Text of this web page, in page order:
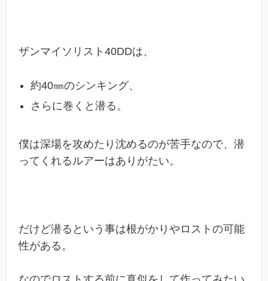
ザンマイソリスト40DDは、
約40㎜のシンキング、
さらに巻くと潜る。
僕は深場を攻めたり沈めるのが苦手なので、潜
ってくれるルアーはありがたい。
だけど潜るという事は根がかりやロストの可能
性がある。